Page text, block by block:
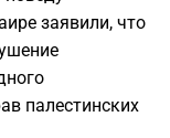
заявили, что
палестинских